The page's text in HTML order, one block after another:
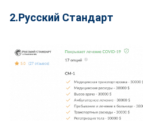
2.Русский Стандарт